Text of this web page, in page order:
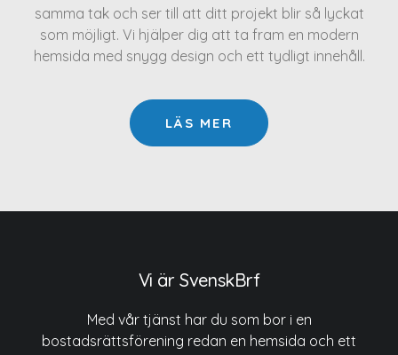
samma tak och ser till att ditt projekt blir så lyckat
som möjligt. Vi hjälper dig att ta fram en modern
hemsida med snygg design och ett tydligt innehåll.
LÄS MER
Vi är SvenskBrf
Med vår tjänst har du som bor i en
bostadsrättsförening redan en hemsida och ett